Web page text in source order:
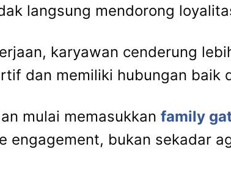
langsung mendorong
karyawan cenderung
dan memiliki hubungan baik
mulai memasukkan family
engagement, bukan sekadar